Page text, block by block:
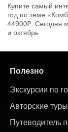
Купите самый
год по теме
44900₽. Сегодня
и октябрь
Полезно
Экскурсии по
Авторские
Путеводитель